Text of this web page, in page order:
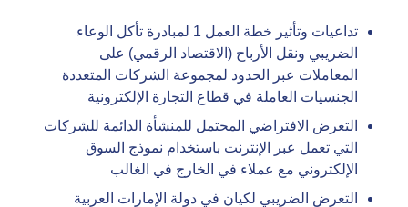
تداعيات وتأثير خطة العمل 1 لمبادرة تأكل الوعاء
الضريبي ونقل الأرباح (الاقتصاد الرقمي) على
المعاملات عبر الحدود لمجموعة الشركات المتعددة
الجنسيات العاملة في قطاع التجارة الإلكترونية
التعرض الافتراضي المحتمل للمنشأة الدائمة للشركات
التي تعمل عبر الإنترنت باستخدام نموذج السوق
الإلكتروني مع عملاء في الخارج في الغالب
التعرض الضريبي لكيان في دولة الإمارات العربية